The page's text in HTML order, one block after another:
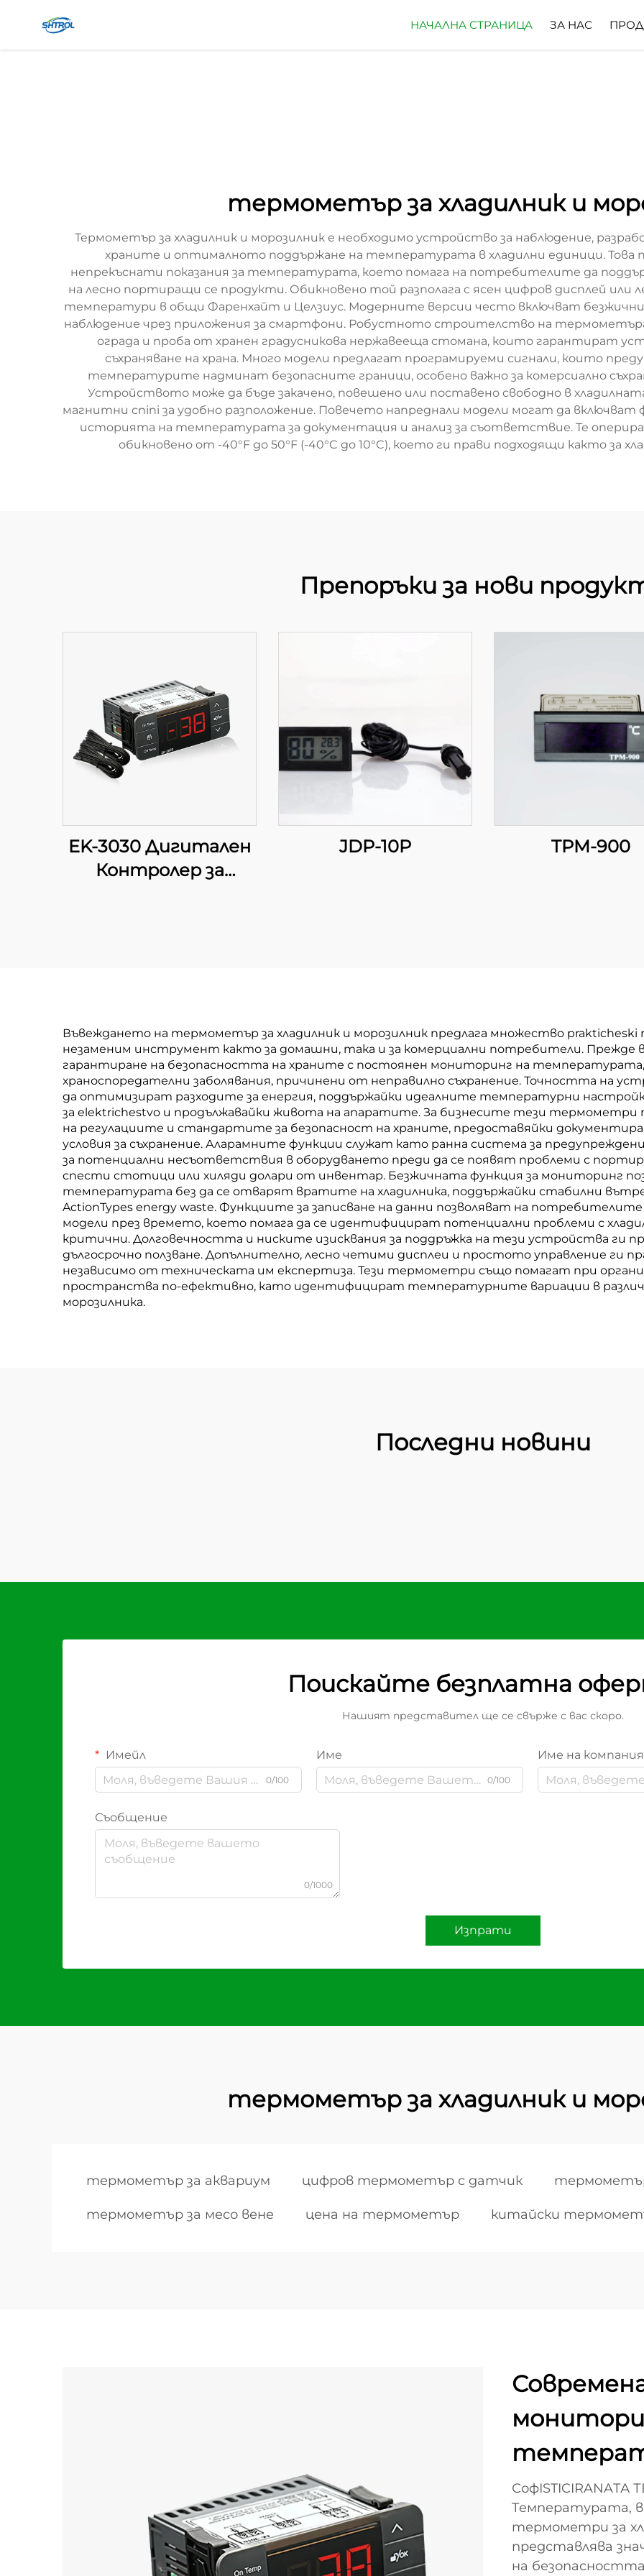
НАЧАЛНА СТРАНИЦА ЗА НАС
термометър за хладилник и
Термометър за хладилник и морозилник е необходимо устройство за наблюдение,
храните и оптималното поддържане на температурата в хладилни единици. Това
непрекъснати показания за температурата, което помага на потребителите да
на лесно портиращи се продукти. Обикновено той разполага с ясен цифров дисплей или
температури в общи Фаренхайт и Целзиус. Модерните версии често включват
наблюдение чрез приложения за смартфони. Робустното строителство на
ограда и проба от хранен градусникова нержавееща стомана, които гарантират
съхраняване на храна. Много модели предлагат програмируеми сигнали, които
температурите надминат безопасните граници, особено важно за комерсиално
Устройството може да бъде закачено, повешено или поставено свободно в
магнитни спini за удобно разположение. Повечето напреднали модели могат да включват
историята на температурата за документация и анализ за съответствие. Те
обикновено от -40°F до 50°F (-40°C до 10°C), което ги прави подходящи както за
Препоръки за нови
EK-3030 Дигитален
Контролер за
Приложения
JDP-10P TPM-900
Въвеждането на термометър за хладилник и морозилник предлага множество
незаменим инструмент както за домашни, така и за комерциални потребители. Прежде
гарантиране на безопасността на храните с постоянен мониторинг на
храноспоредателни заболявания, причинени от неправилно съхранение. Точността на
да оптимизират разходите за енергия, поддържайки идеалните температурни
за elektrichestvo и продължавайки живота на апаратите. За бизнесите тези
на регулациите и стандартите за безопасност на храните, предоставяйки
условия за съхранение. Аларамните функции служат като ранна система за
за потенциални несъответствия в оборудването преди да се появят проблеми с
спести стотици или хиляди долари от инвентар. Безжичната функция за мониторинг
температурата без да се отварят вратите на хладилника, поддържайки стабилни
ActionTypes energy waste. Функциите за записване на данни позволяват на
модели през времето, което помага да се идентифицират потенциални проблеми с
критични. Долговечността и ниските изисквания за поддръжка на тези устройства ги
дългосрочно ползване. Допълнително, лесно четими дисплеи и простото управление ги
независимо от техническата им експертиза. Тези термометри също помагат при
пространства по-ефективно, като идентифицират температурните вариации в
морозилника.
Последни новини
Поискайте безплатна
Нашият представител ще се свърже с вас скоро.
Имейл
0/100
Име
0/100
Име на
Съобщение
0/1000
Изпрати
термометър за хладилник и
термометър за аквариум цифров термометър с датчик
термометър за месо вене цена на термометър китайски
Температурата,
термометри за
представлява
на